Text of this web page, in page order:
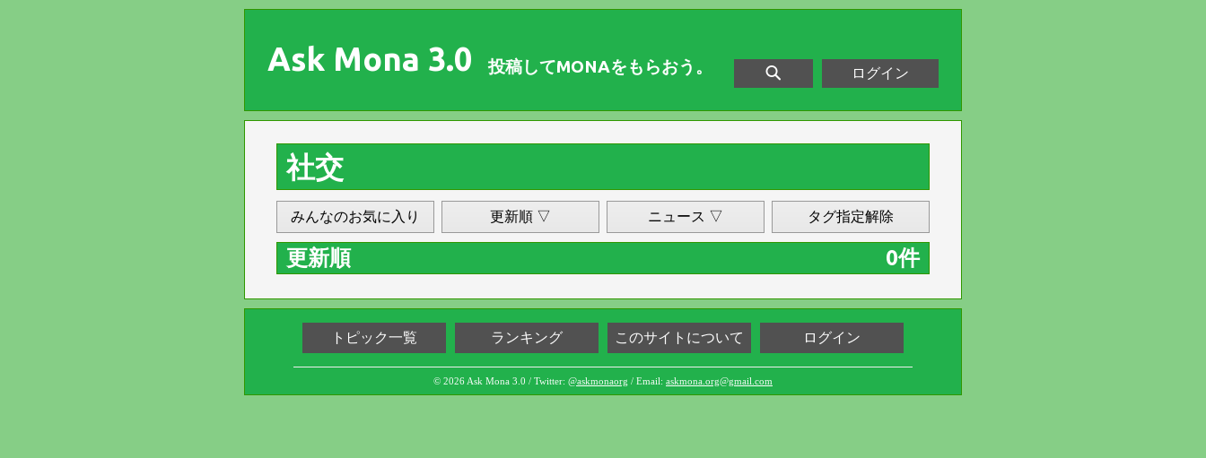
Ask Mona 3.0 投稿してMONAをもらおう。 ログイン
社交
みんなのお気に入り 更新順 ▽ ニュース ▽ タグ指定解除
更新順 0件
トピック一覧 ランキング このサイトについて ログイン
© 2026 Ask Mona 3.0 / Twitter: @askmonaorg / Email: askmona.org@gmail.com